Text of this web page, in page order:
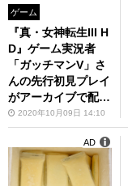
ゲーム
『真・女神転生III H
D』ゲーム実況者
「ガッチマンV」さ
んの先行初見プレイ
がアーカイブで配信
中2020年10月09日 14:10
AD